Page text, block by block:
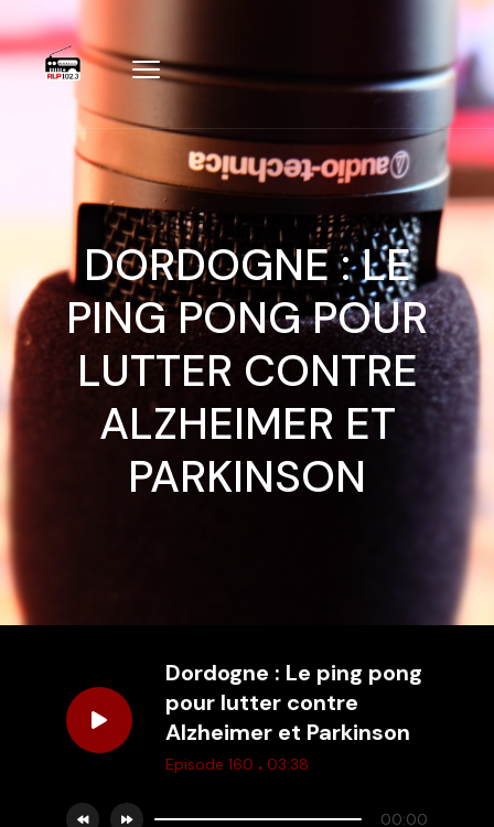
DORDOGNE : LE
PING PONG POUR
LUTTER CONTRE
ALZHEIMER ET
PARKINSON
Dordogne : Le ping pong
pour lutter contre
Alzheimer et Parkinson
Episode 160 . 03:38
00:00